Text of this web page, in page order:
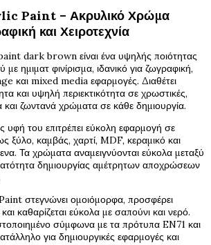
Paint – Ακρυλικό Χρώμα
και Χειροτεχνία
dark brown είναι ένα υψηλής ποιότητας
ημιματ φινίρισμα, ιδανικό για ζωγραφική,
και mixed media εφαρμογές. Διαθέτει
και υψηλή περιεκτικότητα σε χρωστικές,
ζωντανά χρώματα σε κάθε δημιουργία.
του επιτρέπει εύκολη εφαρμογή σε
ξύλο, καμβάς, χαρτί, MDF, κεραμικό και
Τα χρώματα αναμειγνύονται εύκολα μεταξύ
δημιουργίας αμέτρητων αποχρώσεων
στεγνώνει ομοιόμορφα, προσφέρει
καθαρίζεται εύκολα με σαπούνι και νερό.
σύμφωνα με τα πρότυπα EN71 και
για δημιουργικές εφαρμογές και